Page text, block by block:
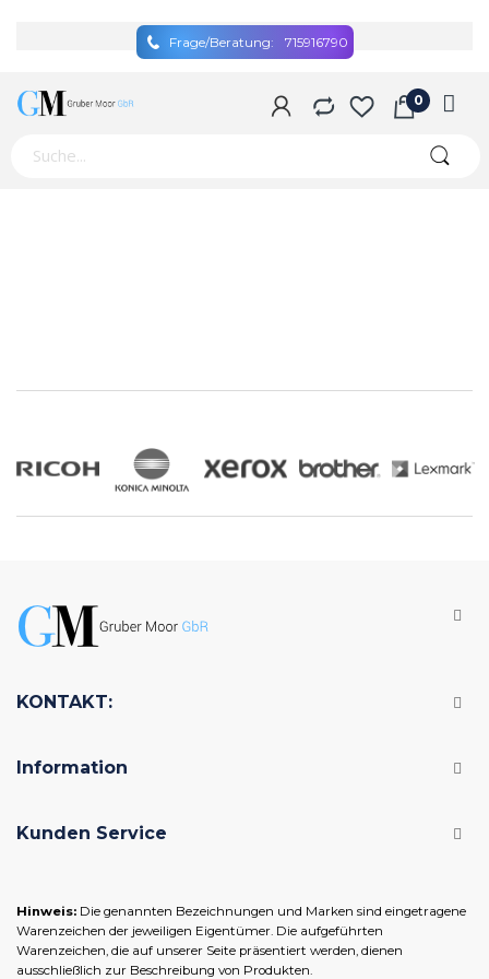
Frage/Beratung: 715916790
KONTAKT:
Information
Kunden Service
Hinweis: Die genannten Bezeichnungen und Marken sind eingetragene
Warenzeichen der jeweiligen Eigentümer. Die aufgeführten
Warenzeichen, die auf unserer Seite präsentiert werden, dienen
ausschließlich zur Beschreibung von Produkten.